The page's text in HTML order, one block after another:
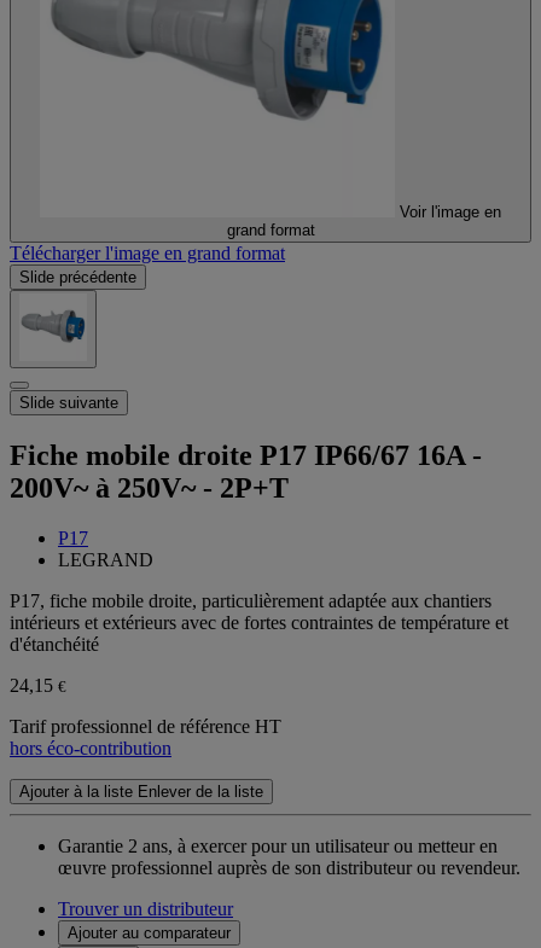
Voir l'image en
grand format
Télécharger l'image en grand format
Slide précédente
Slide suivante
Fiche mobile droite P17 IP66/67 16A -
200V~ à 250V~ - 2P+T
P17
LEGRAND
P17, fiche mobile droite, particulièrement adaptée aux chantiers
intérieurs et extérieurs avec de fortes contraintes de température et
d'étanchéité
24,15 €
Tarif professionnel de référence HT
hors éco-contribution
Ajouter à la liste Enlever de la liste
Garantie 2 ans, à exercer pour un utilisateur ou metteur en
œuvre professionnel auprès de son distributeur ou revendeur.
Trouver un distributeur
Ajouter au comparateur